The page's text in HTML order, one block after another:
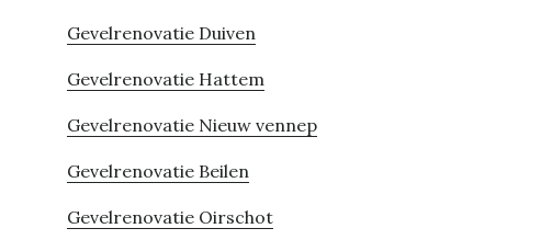
Gevelrenovatie Duiven
Gevelrenovatie Hattem
Gevelrenovatie Nieuw vennep
Gevelrenovatie Beilen
Gevelrenovatie Oirschot